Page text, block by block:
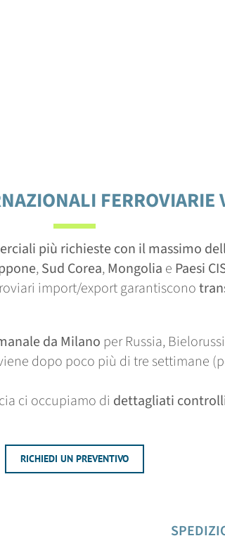
FERROVIARIE
più richieste con il massimo
,Sud Corea,Mongolia e Paesi
import/export garantiscono
da Milano per Russia,
dopo poco più di tre settimane
ci occupiamo di dettagliati
RICHIEDI UN PREVENTIVO